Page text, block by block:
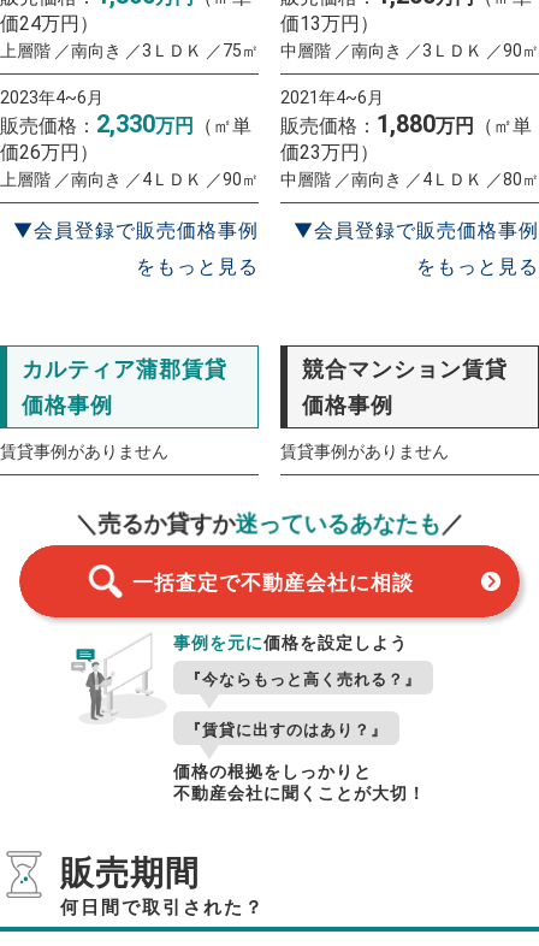
価24万円）
上層階 ／南向き ／3ＬＤＫ ／75㎡
2023年4~6月
販売価格： 2,330万円
（㎡単
価26万円）
上層階 ／南向き ／4ＬＤＫ ／90㎡
▼会員登録で販売価格事例
をもっと見る
価13万円）
中層階 ／南向き ／3ＬＤＫ ／90㎡
2021年4~6月
販売価格： 1,880万円
（㎡単
価23万円）
中層階 ／南向き ／4ＬＤＫ ／80㎡
▼会員登録で販売価格事例
をもっと見る
カルティア蒲郡賃貸
価格事例
賃貸事例がありません
競合マンション賃貸
価格事例
賃貸事例がありません
＼売るか貸すか迷っているあなたも／
一括査定で不動産会社に相談
一括査定 スタート！
事例を元に価格を設定しよう
『今ならもっと高く売れる？』
『賃貸に出すのはあり？』
価格の根拠をしっかりと
不動産会社に聞くことが大切！
販売期間
何日間で取引された？